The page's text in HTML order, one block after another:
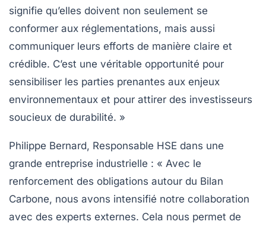
signifie qu’elles doivent non seulement se
conformer aux réglementations, mais aussi
communiquer leurs efforts de manière claire et
crédible. C’est une véritable opportunité pour
sensibiliser les parties prenantes aux enjeux
environnementaux et pour attirer des investisseurs
soucieux de durabilité. »
Philippe Bernard, Responsable HSE dans une
grande entreprise industrielle : « Avec le
renforcement des obligations autour du Bilan
Carbone, nous avons intensifié notre collaboration
avec des experts externes. Cela nous permet de